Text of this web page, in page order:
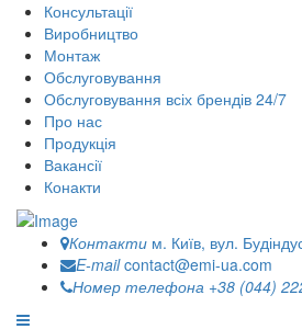
Консультації
Виробництво
Монтаж
Обслуговування
Обслуговування всіх брендів 24/7
Про нас
Продукція
Вакансії
Конакти
Контакти м. Київ, вул.
E-mailcontact@emi-ua.com
Номер телефона +38 (044)